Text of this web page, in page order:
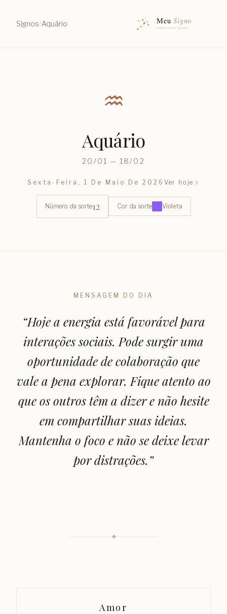
Signos/Aquário
♒︎
Aquário
20/01 — 18/02
Sexta-Feira, 1 De Maio De 2026 Ver hoje
Número da sorte12 Cor da sorte Violeta
MENSAGEM DO DIA
“Hoje a energia está favorável para
interações sociais. Pode surgir uma
oportunidade de colaboração que
vale a pena explorar. Fique atento ao
que os outros têm a dizer e não hesite
em compartilhar suas ideias.
Mantenha o foco e não se deixe levar
por distrações.”
✦
Amor